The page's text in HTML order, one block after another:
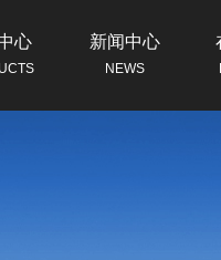
心 新闻中心
NEWS